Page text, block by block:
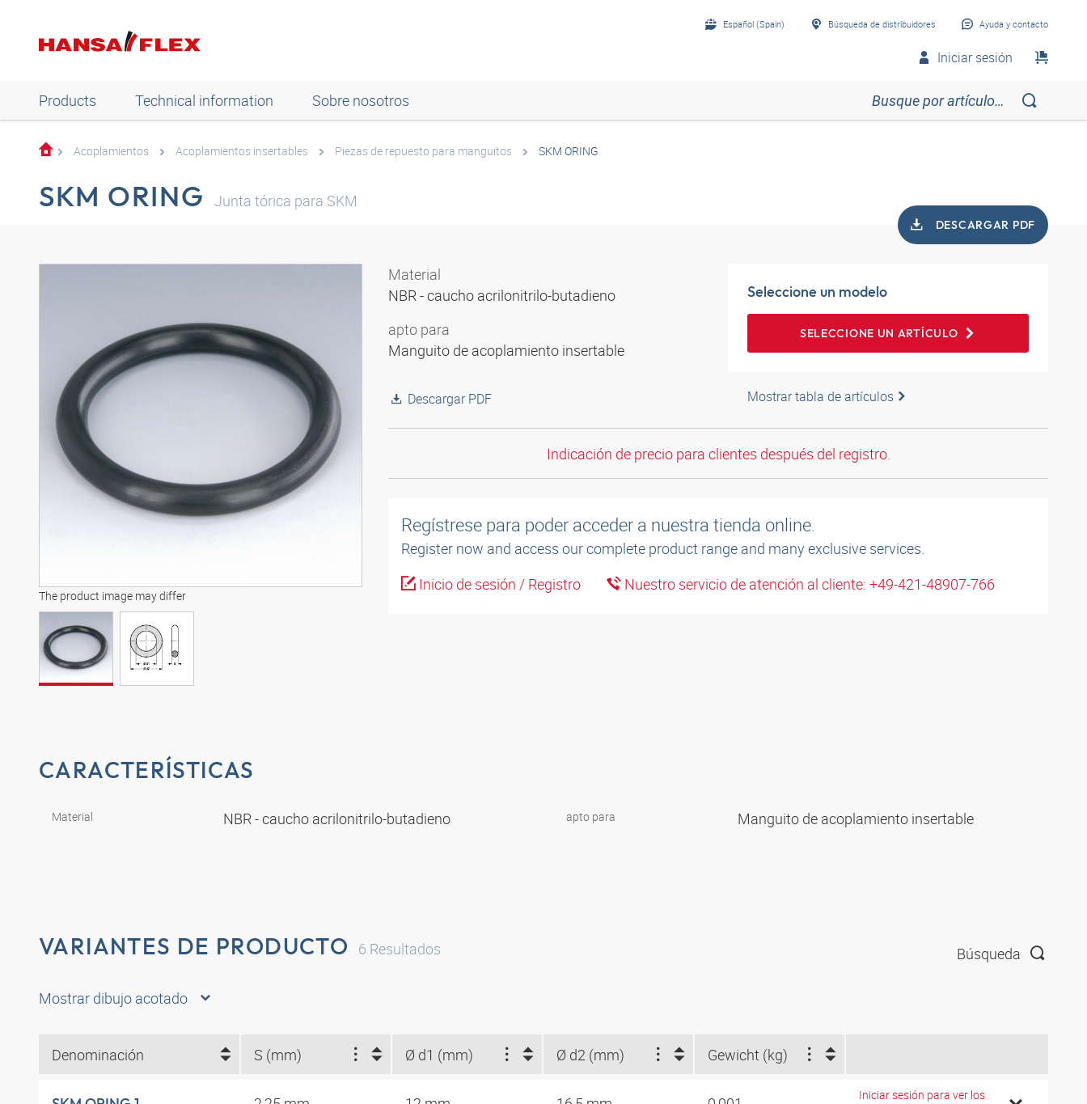
Español (Spain) Búsqueda de distribuidores Ayuda y contacto
Iniciar sesión
Products Technical information Sobre nosotros
Acoplamientos Acoplamientos insertables Piezas de repuesto para manguitos SKM ORING
SKM ORING Junta tórica para SKM
DESCARGAR PDF
The product image may differ
Material
NBR - caucho acrilonitrilo-butadieno
apto para
Manguito de acoplamiento insertable
Descargar PDF
Seleccione un modelo
SELECCIONE UN ARTÍCULO
Mostrar tabla de artículos
Indicación de precio para clientes después del registro.
Regístrese para poder acceder a nuestra tienda online.
Register now and access our complete product range and many exclusive services.
Inicio de sesión / Registro
Nuestro servicio de atención al cliente: +49-421-48907-766
CARACTERÍSTICAS
Material NBR - caucho acrilonitrilo-butadieno apto para Manguito de acoplamiento insertable
VARIANTES DE PRODUCTO 6 Resultados Búsqueda
Mostrar dibujo acotado
Denominación S (mm) Ø d1 (mm) Ø d2 (mm) Gewicht (kg)
Iniciar sesión para ver los